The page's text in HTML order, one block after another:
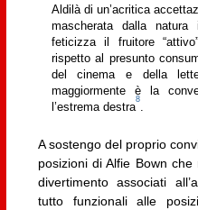
Aldilà di un’acritica
mascherata dalla
feticizza il fruitore
rispetto al presunto
del cinema e della
maggiormente è la
l’estrema destra
8
A sostengo del proprio
posizioni di Alfie Bown
divertimento associati
tutto funzionali alle